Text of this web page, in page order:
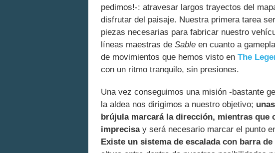
pedimos!-: atravesar largos trayectos del
disfrutar del paisaje. Nuestra primera tarea
piezas necesarias para fabricar nuestro
líneas maestras de Sable en cuanto a
de movimientos que hemos visto en The
con un ritmo tranquilo, sin presiones.
Una vez conseguimos una misión -bastante
la aldea nos dirigimos a nuestro objetivo;
brújula marcará la dirección, mientras que
imprecisay será necesario marcar el punto
Existe un sistema de escalada con barra